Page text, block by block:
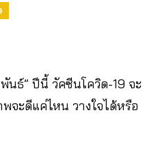
นธ์” ปีนี้ วัคซีนโควิด-19 จะ
จะดีแค่ไหน วางใจได้หรือ